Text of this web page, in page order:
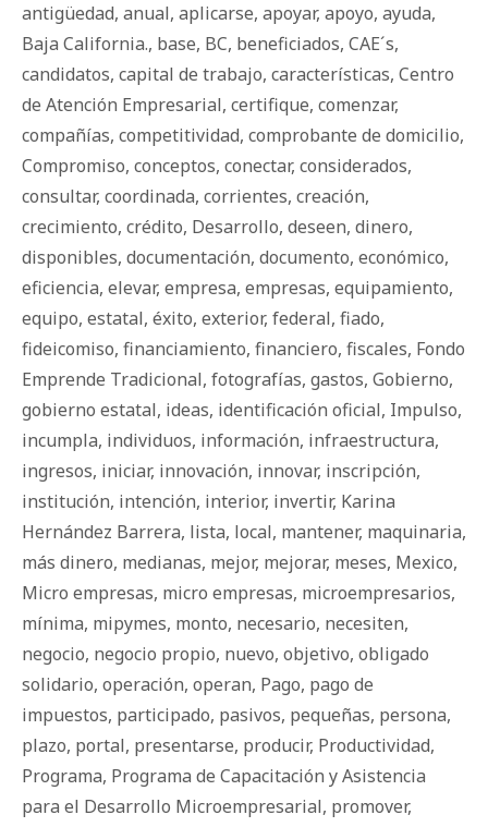
antigüedad, anual, aplicarse, apoyar, apoyo, ayuda,
Baja California., base, BC, beneficiados, CAE´s,
candidatos, capital de trabajo, características, Centro
de Atención Empresarial, certifique, comenzar,
compañías, competitividad, comprobante de domicilio,
Compromiso, conceptos, conectar, considerados,
consultar, coordinada, corrientes, creación,
crecimiento, crédito, Desarrollo, deseen, dinero,
disponibles, documentación, documento, económico,
eficiencia, elevar, empresa, empresas, equipamiento,
equipo, estatal, éxito, exterior, federal, fiado,
fideicomiso, financiamiento, financiero, fiscales, Fondo
Emprende Tradicional, fotografías, gastos, Gobierno,
gobierno estatal, ideas, identificación oficial, Impulso,
incumpla, individuos, información, infraestructura,
ingresos, iniciar, innovación, innovar, inscripción,
institución, intención, interior, invertir, Karina
Hernández Barrera, lista, local, mantener, maquinaria,
más dinero, medianas, mejor, mejorar, meses, Mexico,
Micro empresas, micro empresas, microempresarios,
mínima, mipymes, monto, necesario, necesiten,
negocio, negocio propio, nuevo, objetivo, obligado
solidario, operación, operan, Pago, pago de
impuestos, participado, pasivos, pequeñas, persona,
plazo, portal, presentarse, producir, Productividad,
Programa, Programa de Capacitación y Asistencia
para el Desarrollo Microempresarial, promover,